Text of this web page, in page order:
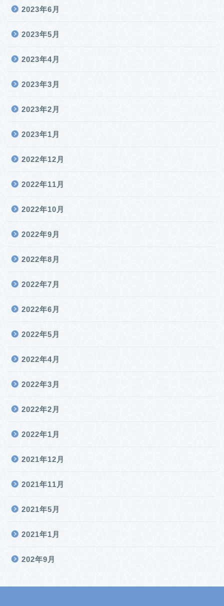
2023年6月
2023年5月
2023年4月
2023年3月
2023年2月
2023年1月
2022年12月
2022年11月
2022年10月
2022年9月
2022年8月
2022年7月
2022年6月
2022年5月
2022年4月
2022年3月
2022年2月
2022年1月
2021年12月
2021年11月
2021年5月
2021年1月
202年9月